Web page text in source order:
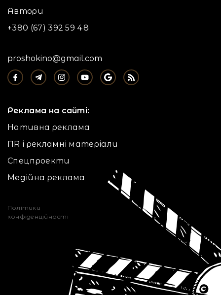
Автори
+380 (67) 392 59 48
proshokino@gmail.com
Реклама на сайті:
Нативна реклама
ПR і рекламні матеріали
Спецпроекти
Медійна реклама
Політики
конфіденційності